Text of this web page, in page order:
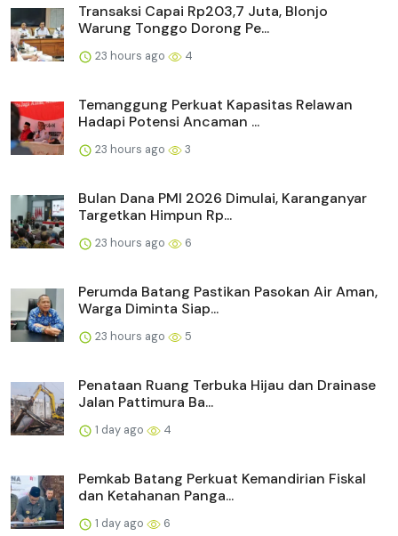
Transaksi Capai Rp203,7 Juta, Blonjo
Warung Tonggo Dorong Pe...
23 hours ago 4
Temanggung Perkuat Kapasitas Relawan
Hadapi Potensi Ancaman ...
23 hours ago 3
Bulan Dana PMI 2026 Dimulai, Karanganyar
Targetkan Himpun Rp...
23 hours ago 6
Perumda Batang Pastikan Pasokan Air Aman,
Warga Diminta Siap...
23 hours ago 5
Penataan Ruang Terbuka Hijau dan Drainase
Jalan Pattimura Ba...
1 day ago 4
Pemkab Batang Perkuat Kemandirian Fiskal
dan Ketahanan Panga...
1 day ago 6